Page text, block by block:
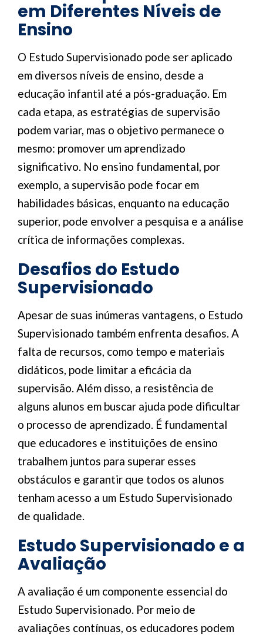
em Diferentes Níveis de
Ensino
O Estudo Supervisionado pode ser aplicado
em diversos níveis de ensino, desde a
educação infantil até a pós-graduação. Em
cada etapa, as estratégias de supervisão
podem variar, mas o objetivo permanece o
mesmo: promover um aprendizado
significativo. No ensino fundamental, por
exemplo, a supervisão pode focar em
habilidades básicas, enquanto na educação
superior, pode envolver a pesquisa e a análise
crítica de informações complexas.
Desafios do Estudo
Supervisionado
Apesar de suas inúmeras vantagens, o Estudo
Supervisionado também enfrenta desafios. A
falta de recursos, como tempo e materiais
didáticos, pode limitar a eficácia da
supervisão. Além disso, a resistência de
alguns alunos em buscar ajuda pode dificultar
o processo de aprendizado. É fundamental
que educadores e instituições de ensino
trabalhem juntos para superar esses
obstáculos e garantir que todos os alunos
tenham acesso a um Estudo Supervisionado
de qualidade.
Estudo Supervisionado e a
Avaliação
A avaliação é um componente essencial do
Estudo Supervisionado. Por meio de
avaliações contínuas, os educadores podem